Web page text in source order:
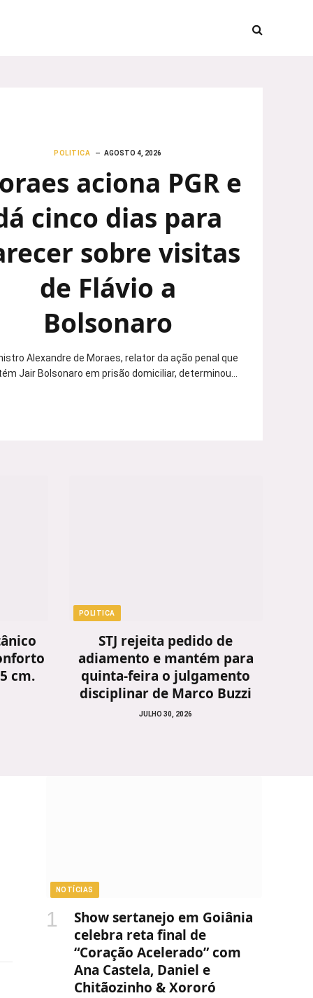
POLITICA AGOSTO 4, 2026
aciona PGR e
cinco dias para
sobre visitas
de Flávio a
Bolsonaro
Alexandre de Moraes, relator da ação penal que
Jair Bolsonaro em prisão domiciliar, determinou…
cm.
POLITICA
STJ rejeita pedido de
adiamento e mantém para
quinta-feira o julgamento
disciplinar de Marco Buzzi
JULHO 30, 2026
NOTÍCIAS
Show sertanejo em Goiânia
celebra reta final de
“Coração Acelerado” com
Ana Castela, Daniel e
Chitãozinho & Xororó